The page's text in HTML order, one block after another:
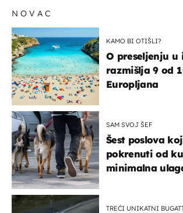
NOVAC
KAMO BI OTIŠLI?
O preseljenju u
razmišlja 9 od
Europljana
SAM SVOJ ŠEF
Šest poslova
pokrenuti od
minimalna
TREĆI UNIKATNI